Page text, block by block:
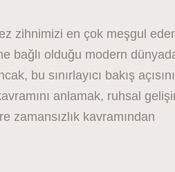
zihnimizi en çok meşgul
bağlı olduğu modern
bu sınırlayıcı bakış
anlamak, ruhsal
zamansızlık kavramından